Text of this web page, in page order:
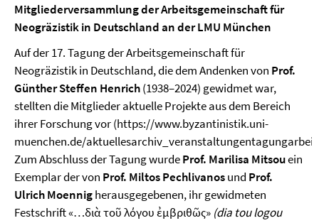
Mitgliederversammlung der Arbeitsgemeinschaft für
Neogräzistik in Deutschland an der LMU München
Auf der 17. Tagung der Arbeitsgemeinschaft für
Neogräzistik in Deutschland, die dem Andenken von Prof.
Günther Steffen Henrich(1938–2024) gewidmet war,
stellten die Mitglieder aktuelle Projekte aus dem Bereich
ihrer Forschung vor (https://www.byzantinistik.uni-
muenchen.de/
Zum Abschluss der Tagung wurdeProf. Marilisa Mitsouein
Exemplar der von Prof. Miltos Pechlivanosund Prof.
Ulrich Moennigherausgegebenen, ihr gewidmeten
Festschrift «…διὰ τοῦ λόγου ἐμβριθῶς» (dia tou logou